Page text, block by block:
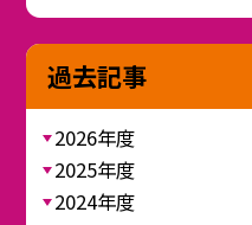
過去記事
2026年度
2025年度
2024年度